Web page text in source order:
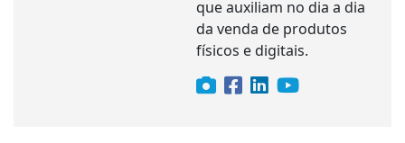
que auxiliam no dia a dia
da venda de produtos
físicos e digitais.